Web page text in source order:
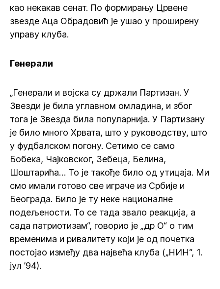
као некакав сенат. По формирању Црвене
звезде Аца Обрадовић је ушао у проширену
управу клуба.
Генерали
„Генерали и војска су држали Партизан. У
Звезди је била углавном омладина, и због
тога је Звезда била популарнија. У Партизану
је било много Хрвата, што у руководству, што
у фудбалском погону. Сетимо се само
Бобека, Чајковског, Зебеца, Белина,
Шоштарића… То је такође било од утицаја. Ми
смо имали готово све играче из Србије и
Београда. Било је ту неке националне
подељености. То се тада звало реакција, а
сада патриотизам“, говорио је „др О“ о тим
временима и ривалитету који је од почетка
постојао између два највећа клуба („НИН“, 1.
јул ’94).